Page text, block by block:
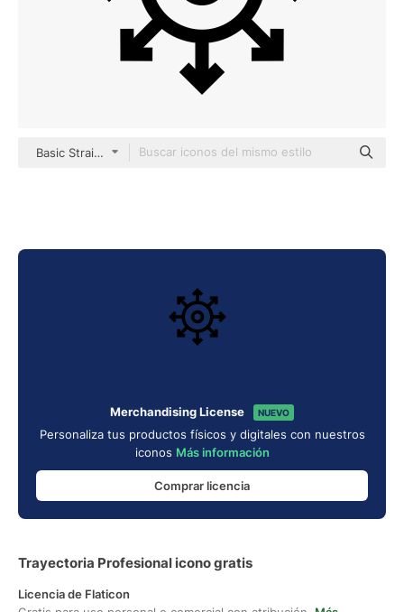
Basic Straight Lineal
Merchandising License NUEVO
Personaliza tus productos físicos y digitales con nuestros
iconos Más información
Comprar licencia
Trayectoria Profesional icono gratis
Licencia de Flaticon